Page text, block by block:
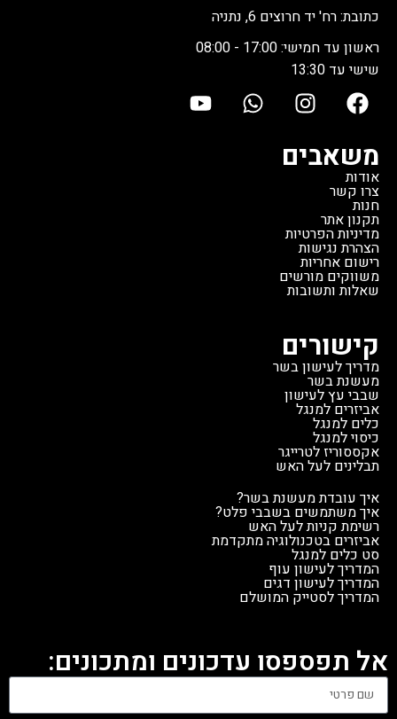
כתובת: רח' יד חרוצים 6, נתניה
ראשון עד חמישי: 17:00 - 08:00
שישי עד 13:30
משאבים
אודות
צרו קשר
חנות
תקנון אתר
מדיניות הפרטיות
הצהרת נגישות
רישום אחריות
משווקים מורשים
שאלות ותשובות
קישורים
מדריך לעישון בשר
מעשנת בשר
שבבי עץ לעישון
אביזרים למנגל
כלים למנגל
כיסוי למנגל
אקססוריז לטרייגר
תבלינים לעל האש
איך עובדת מעשנת בשר?
איך משתמשים בשבבי פלט?
רשימת קניות לעל האש
אביזרים בטכנולוגיה מתקדמת
סט כלים למנגל
המדריך לעישון עוף
המדריך לעישון דגים
המדריך לסטייק המושלם
אל תפספסו עדכונים ומתכונים: